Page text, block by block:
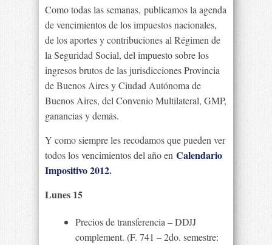
Como todas las semanas, publicamos la agenda
de vencimientos de los impuestos nacionales,
de los aportes y contribuciones al Régimen de
la Seguridad Social, del impuesto sobre los
ingresos brutos de las jurisdicciones Provincia
de Buenos Aires y Ciudad Autónoma de
Buenos Aires, del Convenio Multilateral, GMP,
ganancias y demás.
Y como siempre les recodamos que pueden ver
todos los vencimientos del año en Calendario
Impositivo 2012.
Lunes 15
Precios de transferencia – DDJJ
complement. (F. 741 – 2do. semestre: